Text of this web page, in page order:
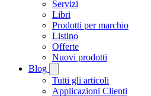
Servizi
Libri
Prodotti per marchio
Listino
Offerte
Nuovi prodotti
Blog
Tutti gli articoli
Applicazioni Clienti